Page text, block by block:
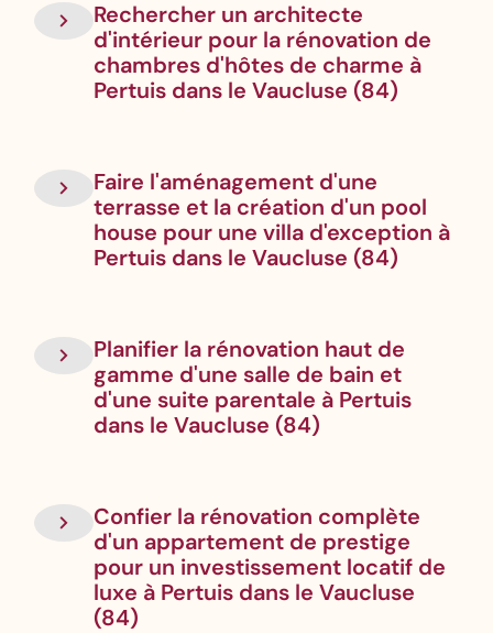
Rechercher un architecte
d'intérieur pour la rénovation de
chambres d'hôtes de charme à
Pertuis dans le Vaucluse (84)
Faire l'aménagement d'une
terrasse et la création d'un pool
house pour une villa d'exception à
Pertuis dans le Vaucluse (84)
Planifier la rénovation haut de
gamme d'une salle de bain et
d'une suite parentale à Pertuis
dans le Vaucluse (84)
Confier la rénovation complète
d'un appartement de prestige
pour un investissement locatif de
luxe à Pertuis dans le Vaucluse
(84)